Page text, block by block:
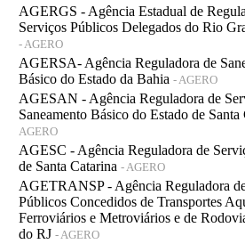
AGERGS - Agência Estadual de
Serviços Públicos Delegados do Rio
- AGERO
AGERSA- Agência Reguladora de
Básico do Estado da Bahia - AGERO
AGESAN - Agência Reguladora de
Saneamento Básico do Estado de Santa
AGERO
AGESC - Agência Reguladora de
de Santa Catarina - AGERO
AGETRANSP - Agência Reguladora
Públicos Concedidos de Transportes
Ferroviários e Metroviários e de
do RJ - AGERO